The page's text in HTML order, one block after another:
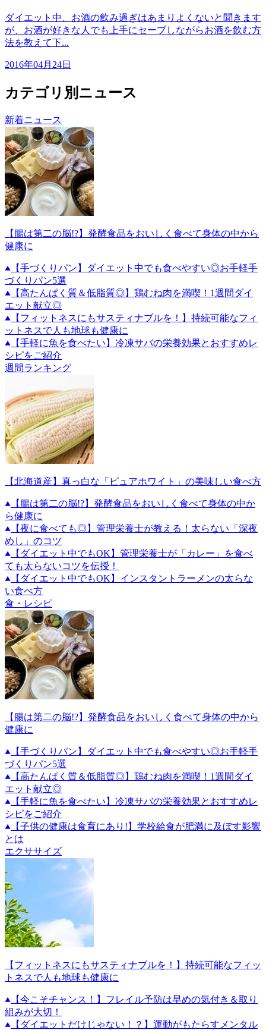
ダイエット中、お酒の飲み過ぎはあまりよくないと聞きます
が、お酒が好きな人でも上手にセーブしながらお酒を飲む方
法を教えて下...
2016年04月24日
カテゴリ別ニュース
新着ニュース
【腸は第二の脳!?】発酵食品をおいしく食べて身体の中から
健康に
【手づくりパン】ダイエット中でも食べやすい◎お手軽手
づくりパン5選
【高たんぱく質＆低脂質◎】鶏むね肉を満喫！1週間ダイ
エット献立◎
【フィットネスにもサスティナブルを！】持続可能なフィ
ットネスで人も地球も健康に
【手軽に魚を食べたい】冷凍サバの栄養効果とおすすめレ
シピをご紹介
週間ランキング
【北海道産】真っ白な「ピュアホワイト」の美味しい食べ方
【腸は第二の脳!?】発酵食品をおいしく食べて身体の中か
ら健康に
【夜に食べても◎】管理栄養士が教える！太らない「深夜
めし」のコツ
【ダイエット中でもOK】管理栄養士が「カレー」を食べ
ても太らないコツを伝授！
【ダイエット中でもOK】インスタントラーメンの太らな
い食べ方
食・レシピ
【腸は第二の脳!?】発酵食品をおいしく食べて身体の中から
健康に
【手づくりパン】ダイエット中でも食べやすい◎お手軽手
づくりパン5選
【高たんぱく質＆低脂質◎】鶏むね肉を満喫！1週間ダイ
エット献立◎
【手軽に魚を食べたい】冷凍サバの栄養効果とおすすめレ
シピをご紹介
【子供の健康は食育にあり!】学校給食が肥満に及ぼす影響
とは
エクササイズ
【フィットネスにもサスティナブルを！】持続可能なフィッ
トネスで人も地球も健康に
【今こそチャンス！】フレイル予防は早めの気付き＆取り
組みが大切！
【ダイエットだけじゃない！？】運動がもたらすメンタル